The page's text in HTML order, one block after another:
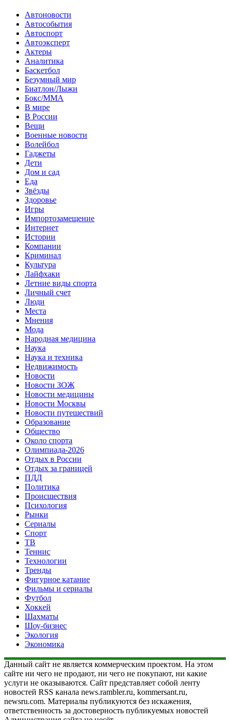
Автоновости
Автособытия
Автоспорт
Автоэксперт
Актеры
Аналитика
Баскетбол
Безумный мир
Биатлон/Лыжи
Бокс/MMA
В мире
В России
Вещи
Военные новости
Волейбол
Гаджеты
Дети
Дом и сад
Еда
Звёзды
Здоровье
Игры
Импортозамещение
Интернет
Истории
Компании
Криминал
Культура
Лайфхаки
Летние виды спорта
Личный счет
Люди
Места
Мнения
Мода
Народная медицина
Наука
Наука и техника
Недвижимость
Новости
Новости ЗОЖ
Новости медицины
Новости Москвы
Новости путешествий
Образование
Общество
Около спорта
Олимпиада-2026
Отдых в России
Отдых за границей
ПДД
Политика
Происшествия
Психология
Рынки
Сериалы
Спорт
ТВ
Теннис
Технологии
Тренды
Фигурное катание
Фильмы и сериалы
Футбол
Хоккей
Шахматы
Шоу-бизнес
Экология
Экономика
Данный сайт не является коммерческим проектом. На этом
сайте ни чего не продают, ни чего не покупают, ни какие
услуги не оказываются. Сайт представляет собой ленту
новостей RSS канала news.rambler.ru, kommersant.ru,
newsru.com. Материалы публикуются без искажения,
ответственность за достоверность публикуемых новостей